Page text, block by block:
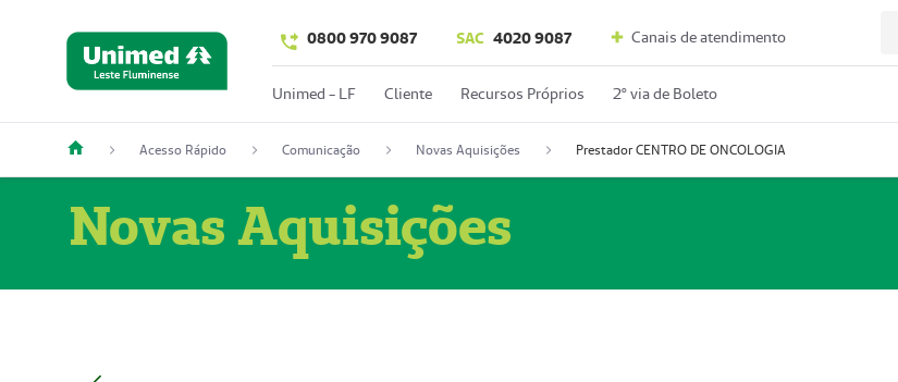
0800 970 9087 SAC 4020 9087 Canais de atendimento
Unimed - LF Cliente Recursos Próprios 2º via de Boleto
Acesso Rápido Comunicação Novas Aquisições Prestador CENTRO DE ONCOLOGIA
Novas Aquisições